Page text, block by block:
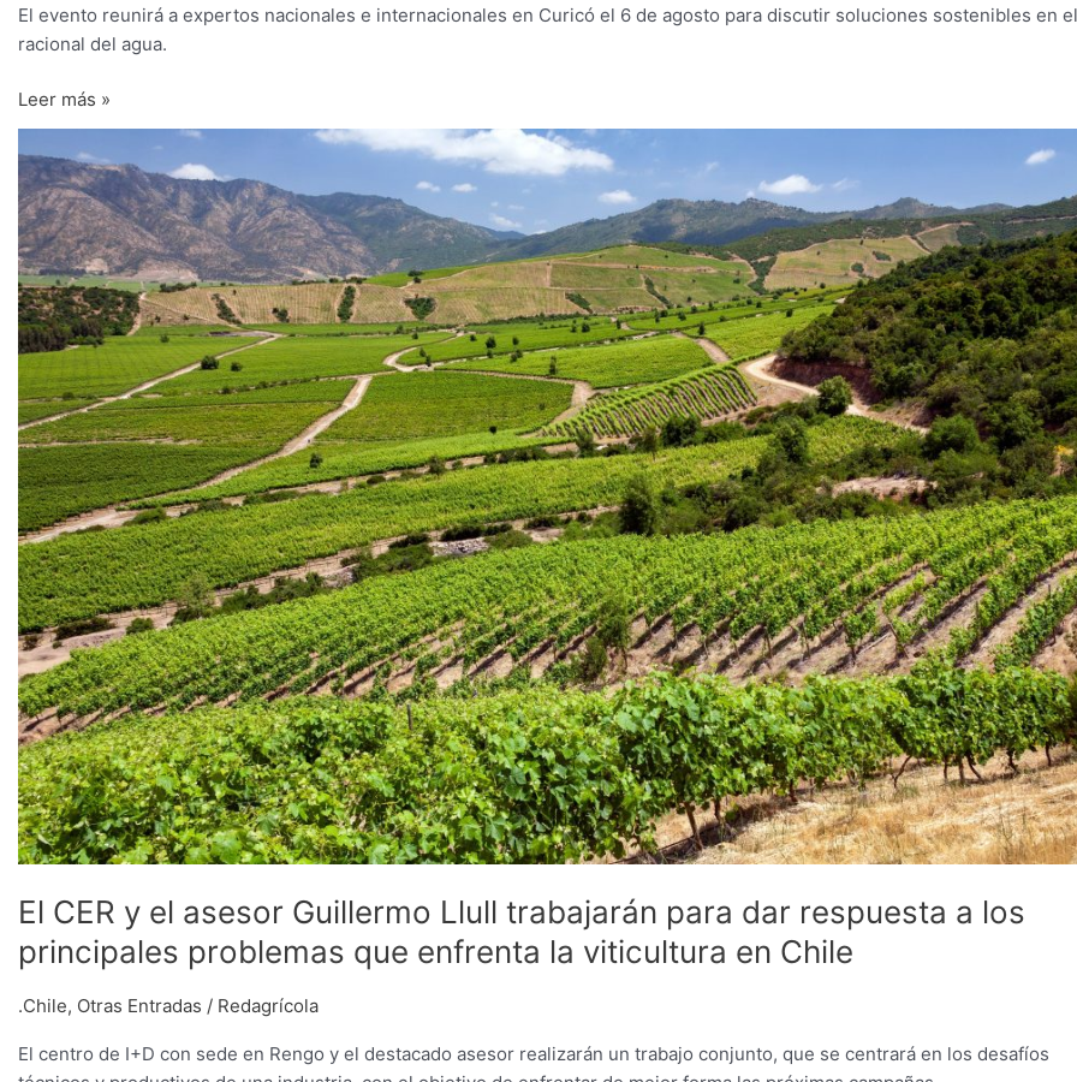
El evento reunirá a expertos nacionales e internacionales en Curicó el 6 de agosto para discutir soluciones sostenibles en
racional del agua.
Leer más »
El CER y el asesor Guillermo Llull trabajarán para dar respuesta a los
principales problemas que enfrenta la viticultura en Chile
.Chile, Otras Entradas / Redagrícola
El centro de I+D con sede en Rengo y el destacado asesor realizarán un trabajo conjunto, que se centrará en los desafíos
CER
y
el
asesor
Guillermo
Llull
trabajarán
para
dar
respuesta
a
los
principales
problemas
que
enfrenta
la
viticultura
en
Chile